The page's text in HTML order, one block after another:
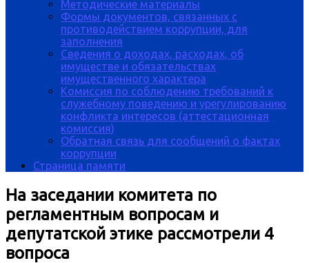
Методические материалы
Формы документов, связанных с
противодействием коррупции, для
заполнения
Сведения о доходах, расходах, об
имуществе и обязательствах
имущественного характера
Комиссия по соблюдению требований к
служебному поведению и урегулированию
конфликта интересов (аттестационная
комиссия)
Обратная связь для сообщений о фактах
коррупции
Страница памяти
На заседании комитета по
регламентным вопросам и
депутатской этике рассмотрели 4
вопроса